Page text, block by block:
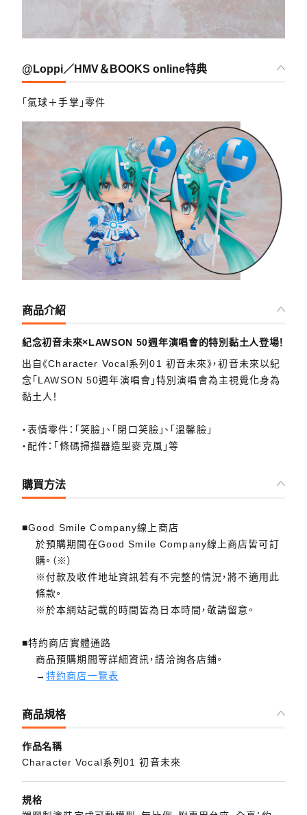
@Loppi／HMV＆BOOKS online特典
「氣球＋手掌」零件
商品介紹
紀念初音未來×LAWSON 50週年演唱會的特別黏土人登場！
出自《Character Vocal系列01 初音未來》，初音未來以紀
念「LAWSON 50週年演唱會」特別演唱會為主視覺化身為
黏土人！
・表情零件：「笑臉」、「閉口笑臉」、「溫馨臉」
・配件：「條碼掃描器造型麥克風」等
購買方法
■Good Smile Company線上商店
於預購期間在Good Smile Company線上商店皆可訂
購。（※）
※付款及收件地址資訊若有不完整的情況，將不適用此
條款。
※於本網站記載的時間皆為日本時間，敬請留意。
■特約商店實體通路
商品預購期間等詳細資訊，請洽詢各店鋪。
→特約商店一覽表
商品規格
作品名稱
Character Vocal系列01 初音未來
規格